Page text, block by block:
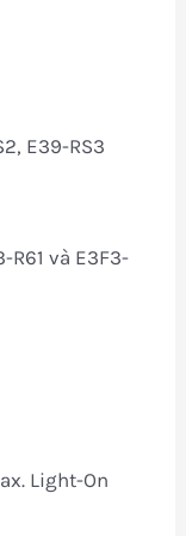
E39-RS3
và E3F3-
Light-On